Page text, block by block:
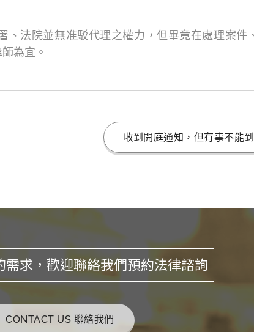
、法院並無准駁代理之權力，但畢竟在處理案件
為宜。
收到開庭通知，但有事不能
需求，歡迎聯絡我們預約法律諮詢
CONTACT US 聯絡我們